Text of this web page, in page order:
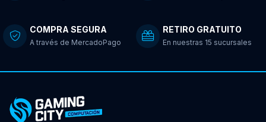
COMPRA SEGURA
A través de MercadoPago
RETIRO GRATUITO
En nuestras 15 sucursales